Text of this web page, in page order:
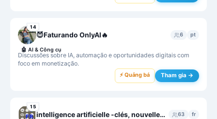
14
😈Faturando OnlyAI🔥 6 pt
Discussões sobre IA, automação e oportunidades digitais com
foco em monetização.
🤖 AI & Công cụ
⚡ Quảng bá Tham gia →
15
intelligence artificielle -clés, nouvelles, questions, guides...- 63 fr